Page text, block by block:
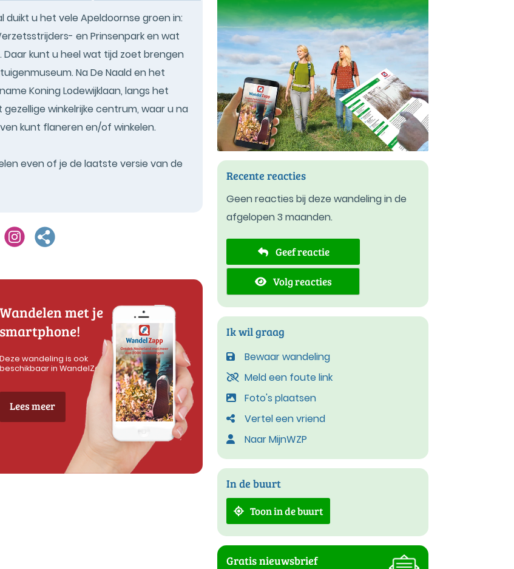
duikt u het vele Apeldoornse groen in:
en Prinsenpark en wat
Daar kunt u heel wat tijd zoet brengen
Na De Naald en het
Koning Lodewijklaan, langs het
winkelrijke centrum, waar u na
kunt flaneren en/of winkelen.
even of je de laatste versie van de
Wandelen met je
smartphone!
Deze wandeling is ook
beschikbaar in WandelZapp
Lees meer
Recente reacties
Geen reacties bij deze wandeling in de
afgelopen 3 maanden.
Geef reactie
Volg reacties
Ik wil graag
Bewaar wandeling
Meld een foute link
Foto's plaatsen
Vertel een vriend
Naar MijnWZP
In de buurt
Toon in de buurt
Gratis nieuwsbrief